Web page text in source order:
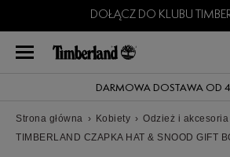
DOŁĄCZ DO KLUBU
DARMOWA DOSTAWA OD
Strona główna › Kobiety › Odzież i akcesoria
TIMBERLAND CZAPKA HAT & SNOOD GIFT